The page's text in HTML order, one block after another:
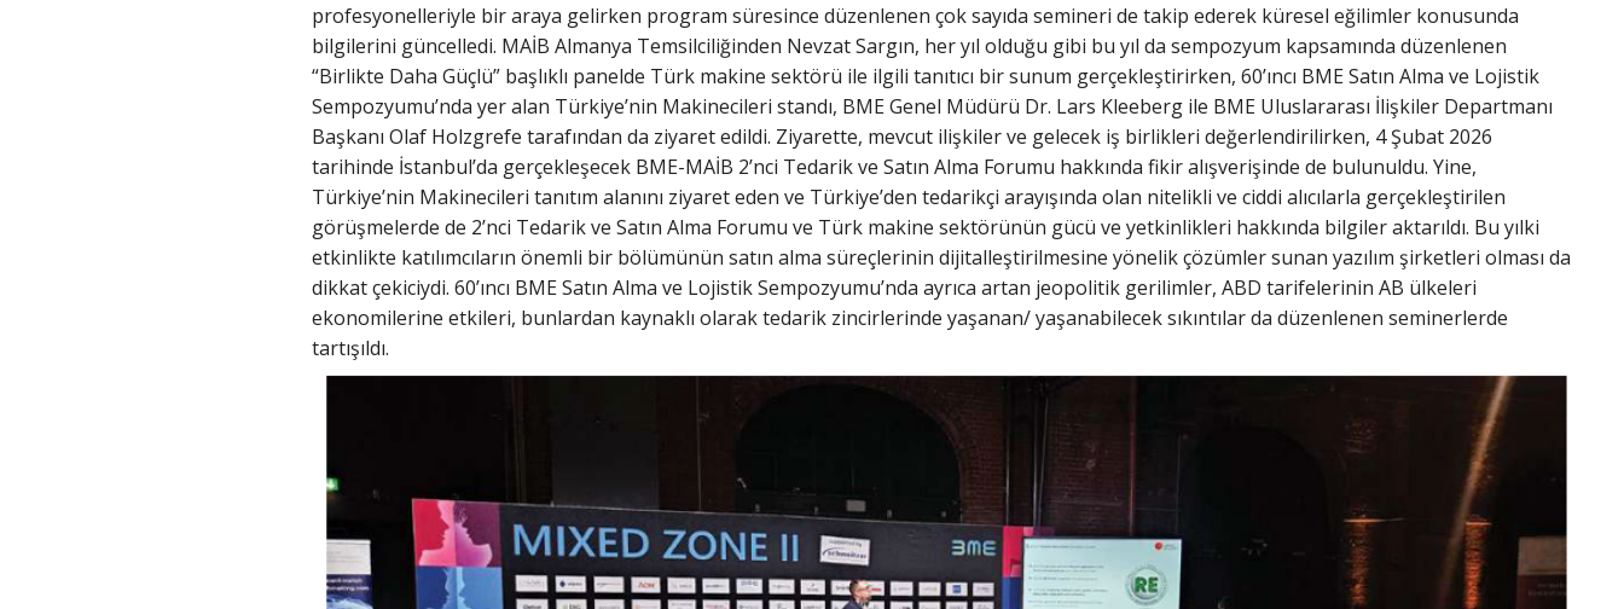
profesyonelleriyle bir araya gelirken program süresince düzenlenen çok sayıda semineri de takip ederek küresel eğilimler konusunda
bilgilerini güncelledi. MAİB Almanya Temsilciliğinden Nevzat Sargın, her yıl olduğu gibi bu yıl da sempozyum kapsamında düzenlenen
“Birlikte Daha Güçlü” başlıklı panelde Türk makine sektörü ile ilgili tanıtıcı bir sunum gerçekleştirirken, 60’ıncı BME Satın Alma ve Lojistik
Sempozyumu’nda yer alan Türkiye’nin Makinecileri standı, BME Genel Müdürü Dr. Lars Kleeberg ile BME Uluslararası İlişkiler Departmanı
Başkanı Olaf Holzgrefe tarafından da ziyaret edildi. Ziyarette, mevcut ilişkiler ve gelecek iş birlikleri değerlendirilirken, 4 Şubat 2026
tarihinde İstanbul’da gerçekleşecek BME-MAİB 2’nci Tedarik ve Satın Alma Forumu hakkında fikir alışverişinde de bulunuldu. Yine,
Türkiye’nin Makinecileri tanıtım alanını ziyaret eden ve Türkiye’den tedarikçi arayışında olan nitelikli ve ciddi alıcılarla gerçekleştirilen
görüşmelerde de 2’nci Tedarik ve Satın Alma Forumu ve Türk makine sektörünün gücü ve yetkinlikleri hakkında bilgiler aktarıldı. Bu yılki
etkinlikte katılımcıların önemli bir bölümünün satın alma süreçlerinin dijitalleştirilmesine yönelik çözümler sunan yazılım şirketleri olması da
dikkat çekiciydi. 60’ıncı BME Satın Alma ve Lojistik Sempozyumu’nda ayrıca artan jeopolitik gerilimler, ABD tarifelerinin AB ülkeleri
ekonomilerine etkileri, bunlardan kaynaklı olarak tedarik zincirlerinde yaşanan/ yaşanabilecek sıkıntılar da düzenlenen seminerlerde
tartışıldı.